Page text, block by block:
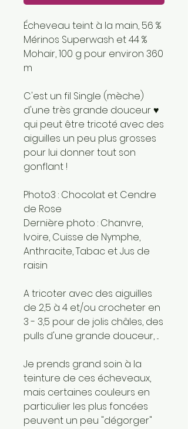
Écheveau teint à la main, 56 %
Mérinos Superwash et 44 %
Mohair, 100 g pour environ 360
m
C'est un fil Single (mèche)
d'une très grande douceur ♥
qui peut être tricoté avec des
aiguilles un peu plus grosses
pour lui donner tout son
gonflant !
Photo3 : Chocolat et Cendre
de Rose
Dernière photo : Chanvre,
Ivoire, Cuisse de Nymphe,
Anthracite, Tabac et Jus de
raisin
A tricoter avec des aiguilles
de 2,5 à 4 et/ou crocheter en
3 - 3,5 pour de jolis châles, des
pulls d'une grande douceur, ...
Je prends grand soin à la
teinture de ces écheveaux,
mais certaines couleurs en
particulier les plus foncées
peuvent un peu "dégorger"